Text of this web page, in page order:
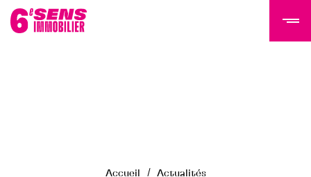
Accueil Actualités